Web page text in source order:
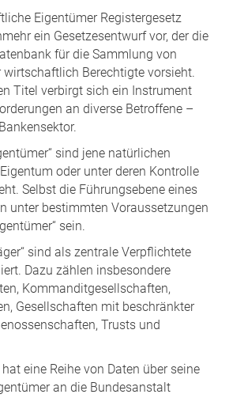
Eigentümer Registergesetz
ein Gesetzesentwurf vor, der die
für die Sammlung von
Berechtigte vorsieht.
Titel verbirgt sich ein Instrument
an diverse Betroffene –
sind jene natürlichen
oder unter deren Kontrolle
Selbst die Führungsebene eines
unter bestimmten Voraussetzungen
sein.
sind als zentrale Verpflichtete
Dazu zählen insbesondere
Kommanditgesellschaften,
Gesellschaften mit beschränkter
Trusts und
eine Reihe von Daten über seine
an die Bundesanstalt